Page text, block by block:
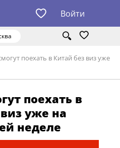
Войти
поехать в Китай без виз уже
поехать в
уже на
неделе